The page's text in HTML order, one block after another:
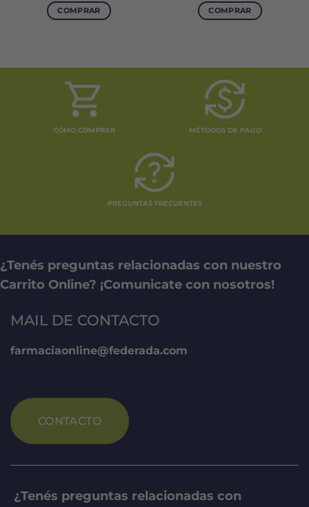
COMPRAR
original
era:
COMPRAR
CÓMO COMPRAR MÉTODOS DE PAGO
PREGUNTAS FRECUENTES
¿Tenés preguntas relacionadas con nuestro
Carrito Online? ¡Comunicate con nosotros!
MAIL DE CONTACTO
farmaciaonline@federada.com
CONTACTO
¿Tenés preguntas relacionadas con